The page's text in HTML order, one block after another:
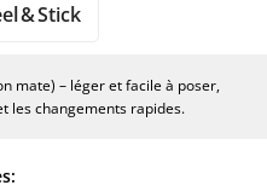
& Stick
mate) – léger et facile à poser,
les changements rapides.